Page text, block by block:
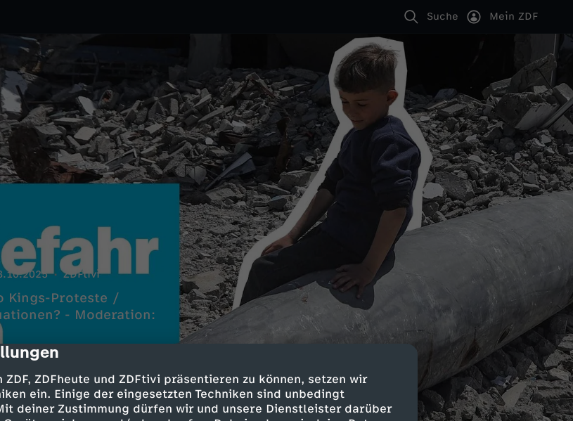
ZDFheute und ZDFtivi präsentieren zu können, setzen wir
ein. Einige der eingesetzten Techniken sind unbedingt
deiner Zustimmung dürfen wir und unsere Dienstleister darüber
Suche Mein ZDF
ZDFtivi
Kings-Proteste /
- Moderation: